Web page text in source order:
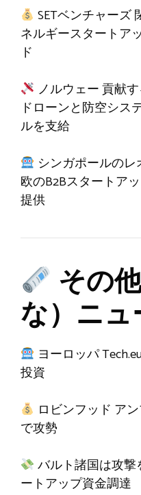
SETベンチャーズ
ネルギースタートア
ド
ノルウェー貢献
ドローンと防空シス
ルを支給
シンガポールの
欧のB2Bスタートア
提供
その
な）ニュ
ヨーロッパ
投資
ロビンフッド ア
で攻勢
バルト諸国は攻撃
ートアップ資金調達